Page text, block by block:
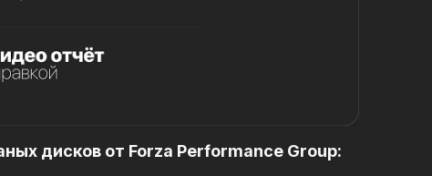
дисков от Forza Performance Group: